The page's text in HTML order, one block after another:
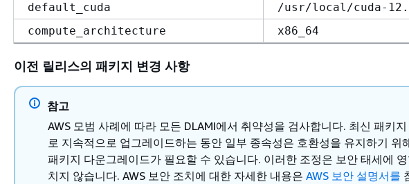
default_cuda
/usr/local/cuda-
compute_architecture
x86_64
이전 릴리스의 패키지 변경 사항
참고
AWS 모범 사례에 따라 모든 DLAMI에서 취약성을 검사합니다. 최신 패키
로 지속적으로 업그레이드하는 동안 일부 종속성은 호환성을 유지하기 위
패키지 다운그레이드가 필요할 수 있습니다. 이러한 조정은 보안 태세에
치지 않습니다. AWS 보안 조치에 대한 자세한 내용은 AWS 보안 설명서를